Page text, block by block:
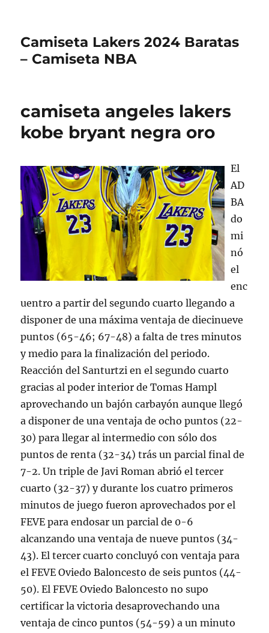
Camiseta Lakers 2024 Baratas
– Camiseta NBA
camiseta angeles lakers
kobe bryant negra oro
El
AD
BA
do
mi
nó
el
enc
uentro a partir del segundo cuarto llegando a
disponer de una máxima ventaja de diecinueve
puntos (65-46; 67-48) a falta de tres minutos
y medio para la finalización del periodo.
Reacción del Santurtzi en el segundo cuarto
gracias al poder interior de Tomas Hampl
aprovechando un bajón carbayón aunque llegó
a disponer de una ventaja de ocho puntos (22-
30) para llegar al intermedio con sólo dos
puntos de renta (32-34) trás un parcial final de
7-2. Un triple de Javi Roman abrió el tercer
cuarto (32-37) y durante los cuatro primeros
minutos de juego fueron aprovechados por el
FEVE para endosar un parcial de 0-6
alcanzando una ventaja de nueve puntos (34-
43). El tercer cuarto concluyó con ventaja para
el FEVE Oviedo Baloncesto de seis puntos (44-
50). El FEVE Oviedo Baloncesto no supo
certificar la victoria desaprovechando una
ventaja de cinco puntos (54-59) a un minuto